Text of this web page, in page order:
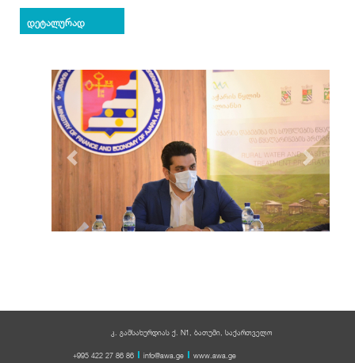
დეტალურად
Previous Next
კ. გამსახურდიას ქ. N1, ბათუმი, საქართველო
+995 422 27 86 86
info@awa.ge www.awa.ge